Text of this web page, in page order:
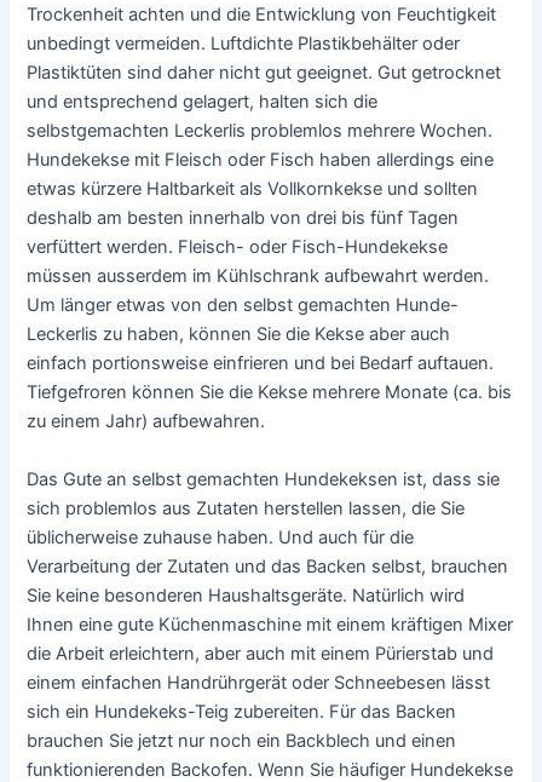
Trockenheit achten und die Entwicklung von Feuchtigkeit
unbedingt vermeiden. Luftdichte Plastikbehälter oder
Plastiktüten sind daher nicht gut geeignet. Gut getrocknet
und entsprechend gelagert, halten sich die
selbstgemachten Leckerlis problemlos mehrere Wochen.
Hundekekse mit Fleisch oder Fisch haben allerdings eine
etwas kürzere Haltbarkeit als Vollkornkekse und sollten
deshalb am besten innerhalb von drei bis fünf Tagen
verfüttert werden. Fleisch- oder Fisch-Hundekekse
müssen ausserdem im Kühlschrank aufbewahrt werden.
Um länger etwas von den selbst gemachten Hunde-
Leckerlis zu haben, können Sie die Kekse aber auch
einfach portionsweise einfrieren und bei Bedarf auftauen.
Tiefgefroren können Sie die Kekse mehrere Monate (ca. bis
zu einem Jahr) aufbewahren.
Das Gute an selbst gemachten Hundekeksen ist, dass sie
sich problemlos aus Zutaten herstellen lassen, die Sie
üblicherweise zuhause haben. Und auch für die
Verarbeitung der Zutaten und das Backen selbst, brauchen
Sie keine besonderen Haushaltsgeräte. Natürlich wird
Ihnen eine gute Küchenmaschine mit einem kräftigen Mixer
die Arbeit erleichtern, aber auch mit einem Pürierstab und
einem einfachen Handrührgerät oder Schneebesen lässt
sich ein Hundekeks-Teig zubereiten. Für das Backen
brauchen Sie jetzt nur noch ein Backblech und einen
funktionierenden Backofen. Wenn Sie häufiger Hundekekse